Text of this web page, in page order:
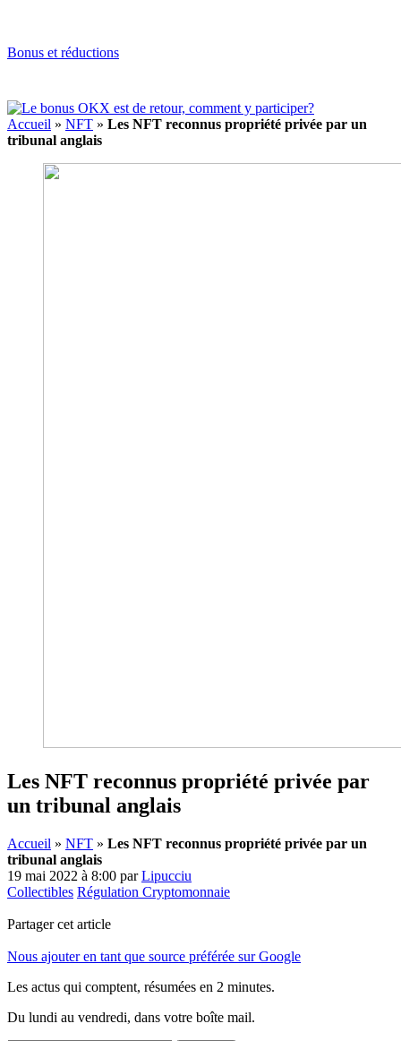
Bonus et réductions
Accueil » NFT » Les NFT reconnus propriété privée par un
tribunal anglais
Les NFT reconnus propriété privée par
un tribunal anglais
Accueil » NFT » Les NFT reconnus propriété privée par un
tribunal anglais
19 mai 2022 à 8:00 parLipucciu
Collectibles Régulation Cryptomonnaie
Partager cet article
Nous ajouter en tant que source préférée sur Google
Les actus qui comptent, résumées en 2 minutes.
Du lundi au vendredi, dans votre boîte mail.